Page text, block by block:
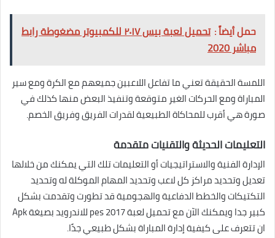
حمل أيضاً :
تحميل لعبة بيس ٢٠١٧ للكمبيوتر مضغوطة رابط
مباشر 2020
اللمسة الحقيقة تعني ما تفاعل اللاعبين جميعهم مع الكرة ومع سير
المباراة ومع الحركات الغير متوقعة وتنفيذ البعض منها كذلك في
صورة هي أقرب للمحاكاة الطبيعية لقدرات الفريق وفريق الخصم.
التعليمات الحديثة والتقنيات متقدمة
الإدارة الفنية والاستراتيجيات أو التعليمات تلك التي يمكنك من خلالها
تعديل وتحديد مراكز كل لاعب وتحديد المهام الموكلة له وتحديد
التكتيكات والخطط الدفاعية والهجومية قد تطورت وتقدمت بشكل
كبير جدا ويمكنك الآن مع تحميل لعبة pes 2017 للاندرويد بصيغة Apk
ان تتعرف على كيفية إدارة المباراة بشكل طبيعي جدًا.